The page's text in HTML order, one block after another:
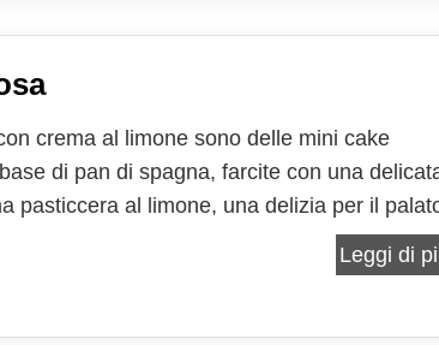
crema al limone sono delle mini cake
di pan di spagna, farcite con una
pasticcera al limone, una delizia per il
anche la loro simpatica forma in
Leggi di